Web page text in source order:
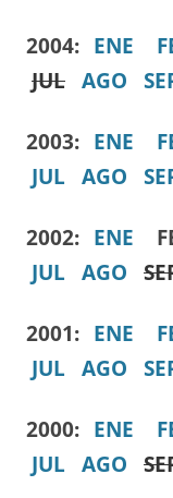
2004: ENE
JUL AGO
2003: ENE
JUL
AGO
2002: ENE
JUL
AGO
2001: ENE
JUL
AGO
2000: ENE
JUL
AGO